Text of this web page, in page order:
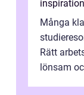
inspiration
Många
Rätt
lönsam